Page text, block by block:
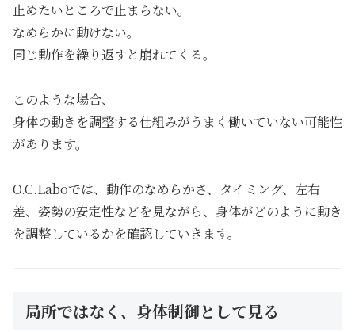
止めたいところで止まらない。
なめらかに動けない。
同じ動作を繰り返すと崩れてくる。
このような場合、
身体の動きを調整する仕組みがうまく働いていない可能性
があります。
O.C.Laboでは、動作のなめらかさ、タイミング、左右
差、姿勢の安定性などを見ながら、身体がどのように動き
を調整しているかを確認していきます。
局所ではなく、身体制御として見る